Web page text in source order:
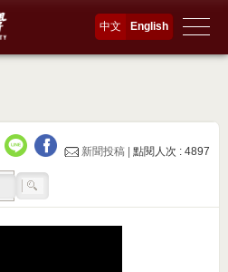
English
中文
新聞投稿 |點閱人次 : 4897